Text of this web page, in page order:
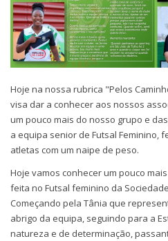
Hoje na nossa rubrica "Pelos
visa dar a conhecer aos nossos
um pouco mais do nosso grupo e
a equipa senior de Futsal Feminino,
atletas com um naipe de peso.
Hoje vamos conhecer um pouco
feita no Futsal feminino da
Começando pela Tânia que
abrigo da equipa, seguindo para a
natureza e de determinação,